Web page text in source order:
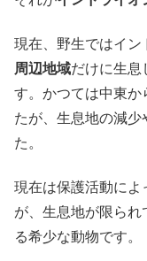
現在、野生ではイン
周辺地域だけに生息
す。かつては中東か
たが、生息地の減少
た。
現在は保護活動によ
が、生息地が限ら
る希少な動物です。